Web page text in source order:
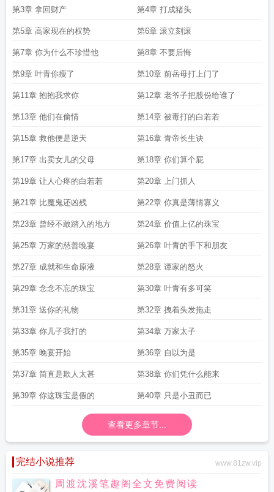
第3章 拿回财产 第4章 打成猪头
第5章 高家现在的权势 第6章 滚立刻滚
第7章 你为什么不珍惜他 第8章 不要后悔
第9章 叶青你瘦了 第10章 前岳母打上门了
第11章 抱抱我求你 第12章 老爷子把股份给谁了
第13章 他们在偷情 第14章 被毒打的白若若
第15章 救他便是逆天 第16章 青帝长生诀
第17章 出卖女儿的父母 第18章 你们算个屁
第19章 让人心疼的白若若 第20章 上门抓人
第21章 比魔鬼还凶残 第22章 你真是薄情寡义
第23章 曾经不敢踏入的地方 第24章 价值上亿的珠宝
第25章 万家的慈善晚宴 第26章 叶青的手下和朋友
第27章 成就和生命原液 第28章 谭家的怒火
第29章 念念不忘的珠宝 第30章 叶青有多可笑
第31章 送你的礼物 第32章 拽着头发拖走
第33章 你儿子我打的 第34章 万家太子
第35章 晚宴开始 第36章 自以为是
第37章 简直是欺人太甚 第38章 你们凭什么能来
第39章 你这珠宝是假的 第40章 只是小丑而已
查看更多章节...
完结小说推荐 www.81zw.vip
周渡沈溪笔趣阁全文免费阅读